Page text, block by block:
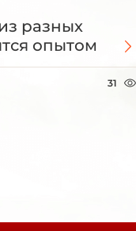
разных
опытом
31